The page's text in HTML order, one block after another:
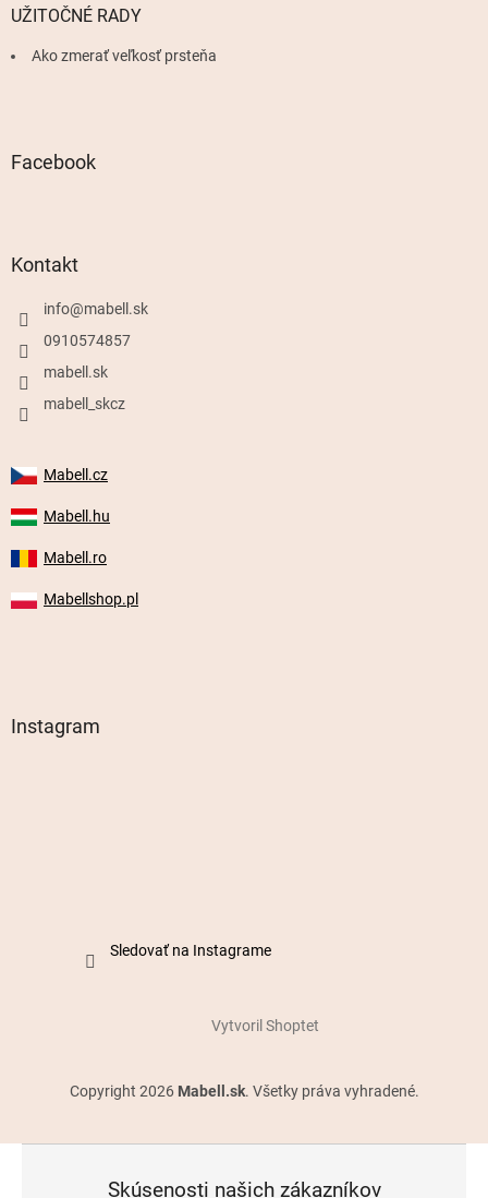
UŽITOČNÉ RADY
Ako zmerať veľkosť prsteňa
Facebook
Kontakt
info@mabell.sk
0910574857
mabell.sk
mabell_skcz
Mabell.cz
Mabell.hu
Mabell.ro
Mabellshop.pl
Instagram
Sledovať na Instagrame
Vytvoril Shoptet
Copyright 2026 Mabell.sk. Všetky práva vyhradené.
Skúsenosti našich zákazníkov